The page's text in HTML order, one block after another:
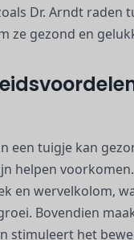
Dr. Arndt raden
ze gezond en
een tuigje kan
helpen
en wervelkolom,
Bovendien
stimuleert het